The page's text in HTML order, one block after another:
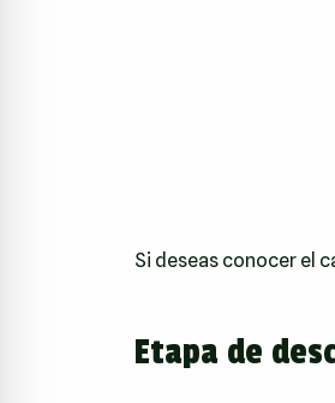
Si deseas conocer el
Etapa de